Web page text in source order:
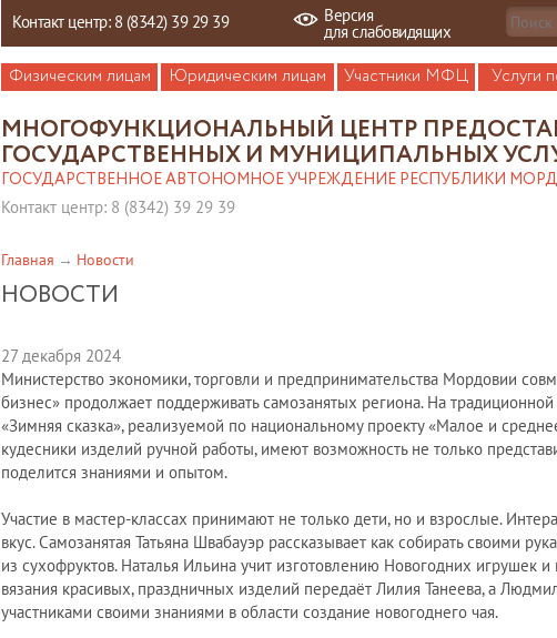
Контакт центр: 8 (8342) 39 29 39 Версия
для слабовидящих
Физическим лицам Юридическим лицам Участники МФЦ Услуги
МНОГОФУНКЦИОНАЛЬНЫЙ ЦЕНТР
ГОСУДАРСТВЕННЫХ И МУНИЦИПАЛЬНЫХ
ГОСУДАРСТВЕННОЕ АВТОНОМНОЕ УЧРЕЖДЕНИЕ РЕСПУБЛИКИ
Контакт центр: 8 (8342) 39 29 39
Главная Новости
НОВОСТИ
27 декабря 2024
Министерство экономики, торговли и предпринимательства Мордовии
бизнес» продолжает поддерживать самозанятых региона. На
«Зимняя сказка», реализуемой по национальному проекту «Малое и
кудесники изделий ручной работы, имеют возможность не только
поделится знаниями и опытом.
Участие в мастер-классах принимают не только дети, но и взрослые.
вкус. Самозанятая Татьяна Швабауэр рассказывает как собирать своими
из сухофруктов. Наталья Ильина учит изготовлению Новогодних игрушек
вязания красивых, праздничных изделий передаёт Лилия Танеева, а
участниками своими знаниями в области создание новогоднего чая.